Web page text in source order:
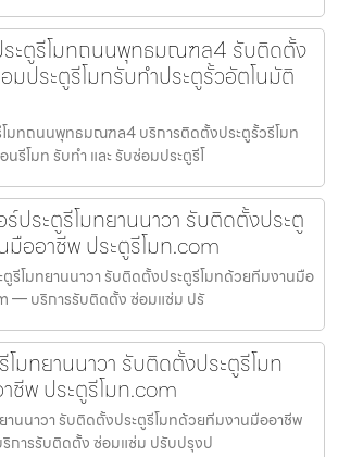
ะตูรีโมทถนนพุทธมณฑล4 รับติดตั้ง
มประตูรีโมทรับทำประตูรั้วอัตโนมัติ
มทถนนพุทธมณฑล4 บริการติดตั้งประตูรั้วรีโมท
รีโมท รับทำ และ รับซ่อมประตูรีโ
ประตูรีโมทยานนาวา รับติดตั้งประตู
ออาชีพ ประตูรีโมท.com
ตูรีโมทยานนาวา รับติดตั้งประตูรีโมทด้วยทีมงานมือ
— บริการรับติดตั้ง ซ่อมแซ่ม ปรั
มทยานนาวา รับติดตั้งประตูรีโมท
ชีพ ประตูรีโมท.com
านนาวา รับติดตั้งประตูรีโมทด้วยทีมงานมืออาชีพ
การรับติดตั้ง ซ่อมแซ่ม ปรับปรุงป